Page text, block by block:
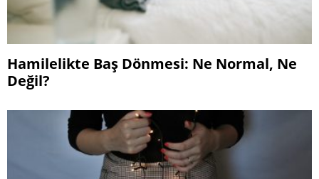
Hamilelikte Baş Dönmesi: Ne Normal, Ne
Değil?